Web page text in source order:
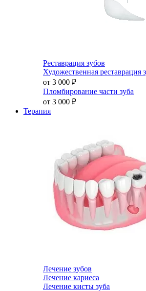
Реставрация зубов
Художественная реставрация
от 3 000 ₽
Пломбирование части зуба
от 3 000 ₽
Терапия
Лечение зубов
Лечение кариеса
Лечение кисты зуба